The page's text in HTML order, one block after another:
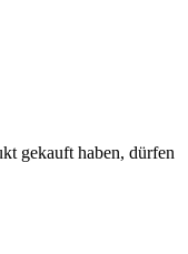
gekauft haben, dürfen